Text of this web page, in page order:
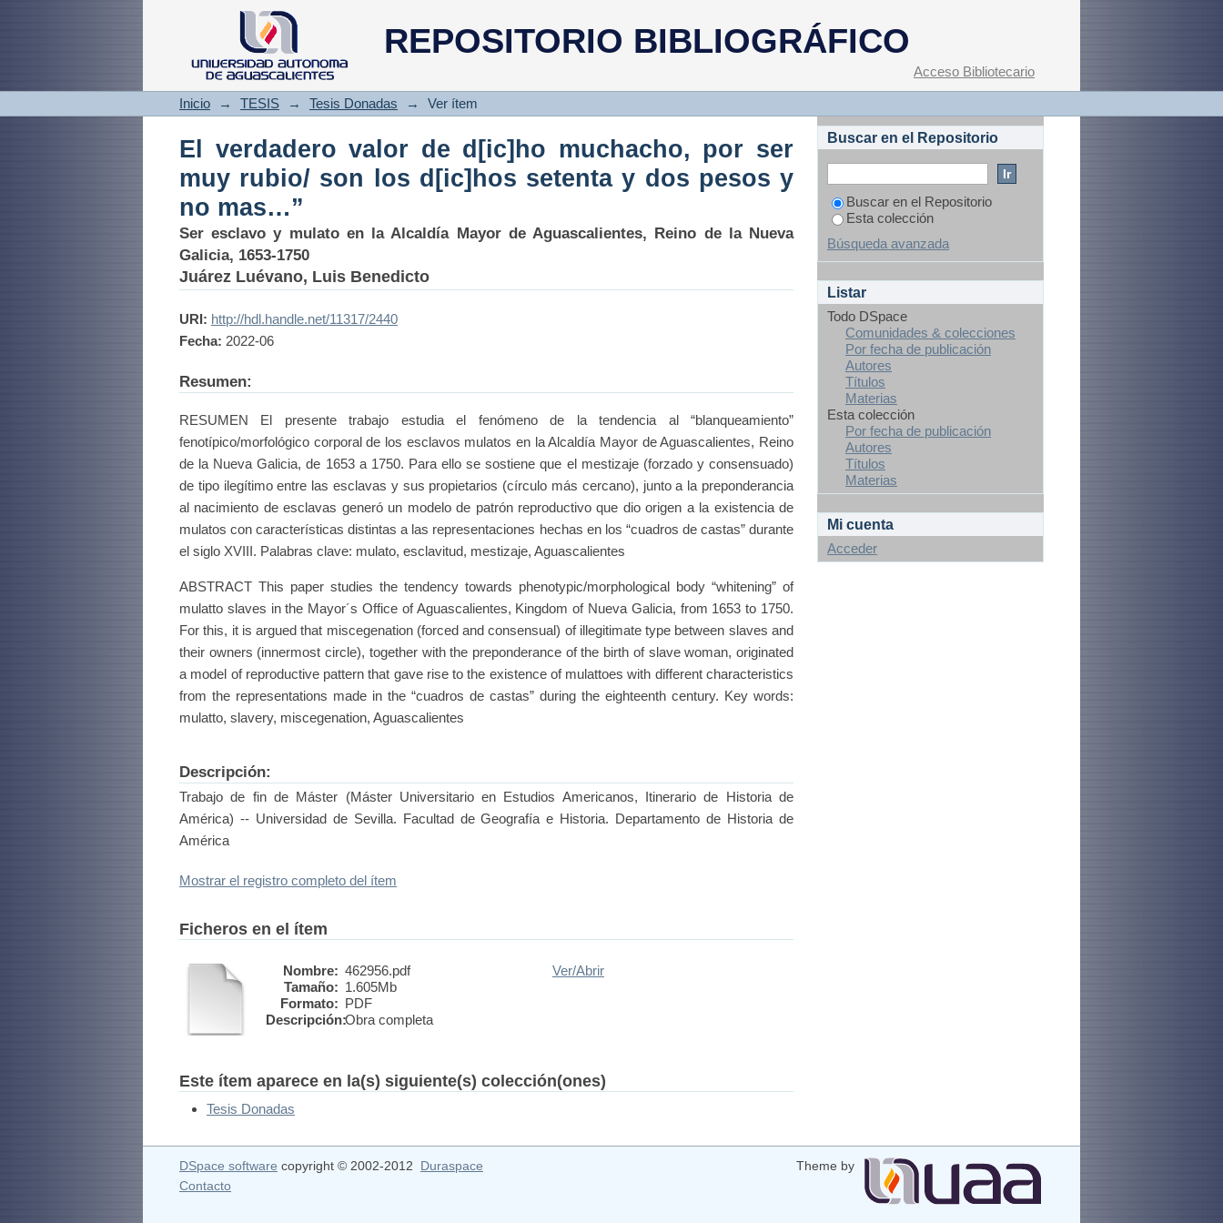
REPOSITORIO BIBLIOGRÁFICO
El verdadero valor de d[ic]ho muchacho, por ser muy rubio/ son los
d[ic]hos setenta y dos pesos y no mas…”
Acceso Bibliotecario
Inicio → TESIS → Tesis Donadas → Ver ítem
El verdadero valor de d[ic]ho muchacho, por ser
muy rubio/ son los d[ic]hos setenta y dos pesos y
no mas…”
Ser esclavo y mulato en la Alcaldía Mayor de Aguascalientes, Reino de la Nueva
Galicia, 1653-1750
Juárez Luévano, Luis Benedicto
URI: http://hdl.handle.net/11317/2440
Fecha: 2022-06
Resumen:
RESUMEN El presente trabajo estudia el fenómeno de la tendencia al “blanqueamiento”
fenotípico/morfológico corporal de los esclavos mulatos en la Alcaldía Mayor de Aguascalientes, Reino
de la Nueva Galicia, de 1653 a 1750. Para ello se sostiene que el mestizaje (forzado y consensuado)
de tipo ilegítimo entre las esclavas y sus propietarios (círculo más cercano), junto a la preponderancia
al nacimiento de esclavas generó un modelo de patrón reproductivo que dio origen a la existencia de
mulatos con características distintas a las representaciones hechas en los “cuadros de castas” durante
el siglo XVIII. Palabras clave: mulato, esclavitud, mestizaje, Aguascalientes
ABSTRACT This paper studies the tendency towards phenotypic/morphological body “whitening” of
mulatto slaves in the Mayor´s Office of Aguascalientes, Kingdom of Nueva Galicia, from 1653 to 1750.
For this, it is argued that miscegenation (forced and consensual) of illegitimate type between slaves and
their owners (innermost circle), together with the preponderance of the birth of slave woman, originated
a model of reproductive pattern that gave rise to the existence of mulattoes with different characteristics
from the representations made in the “cuadros de castas” during the eighteenth century. Key words:
mulatto, slavery, miscegenation, Aguascalientes
Descripción:
Trabajo de fin de Máster (Máster Universitario en Estudios Americanos, Itinerario de Historia de
América) -- Universidad de Sevilla. Facultad de Geografía e Historia. Departamento de Historia de
América
Mostrar el registro completo del ítem
Ficheros en el ítem
Nombre: 462956.pdf
Tamaño: 1.605Mb
Formato: PDF
Descripción:Obra completa
Ver/Abrir
Este ítem aparece en la(s) siguiente(s) colección(ones)
Tesis Donadas
Buscar en el Repositorio
Buscar en el Repositorio
Esta colección
Búsqueda avanzada
Listar
Todo DSpace
Comunidades & colecciones
Por fecha de publicación
Autores
Títulos
Materias
Esta colección
Por fecha de publicación
Autores
Títulos
Materias
Mi cuenta
Acceder
DSpace software copyright © 2002-2012 Duraspace
Theme by
Contacto